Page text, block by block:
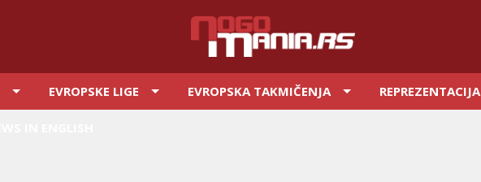
EVROPSKE LIGE EVROPSKA TAKMIČENJA REPREZENTACIJA